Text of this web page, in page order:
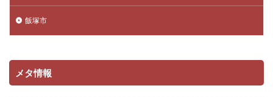
飯塚市
メタ情報